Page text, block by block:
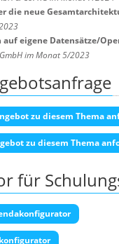
die neue
auf eigene Datensätze/
im Monat 5/2023
zu diesem Thema
zu diesem Thema
für